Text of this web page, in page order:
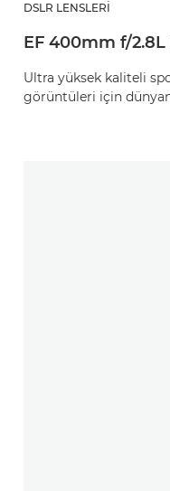
DSLR LENSLERI
EF 400mm f/2.8L
Ultra yüksek kaliteli
görüntüleri için